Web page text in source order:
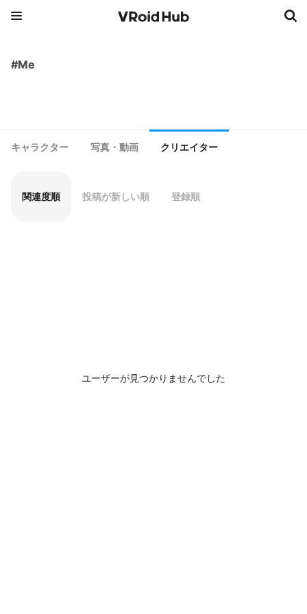
#Me
キャラクター 写真・動画 クリエイター
関連度順 投稿が新しい順 登録順
ユーザーが見つかりませんでした